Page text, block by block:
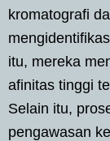
kromatografi
itu, mereka
afinitas tinggi
Selain itu,
pengawasan